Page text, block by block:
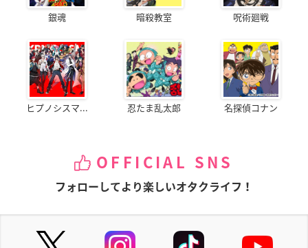
銀魂 暗殺教室 呪術廻戦
ヒプノシスマ... 忍たま乱太郎 名探偵コナン
OFFICIAL SNS
フォローしてより楽しいオタクライフ！